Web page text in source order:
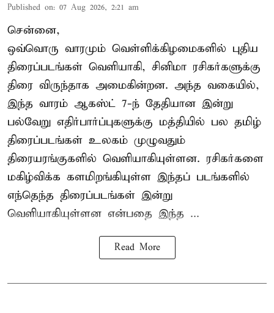
Published on: 07 Aug 2026, 2:21 am
சென்னை,
ஒவ்வொரு வாரமும் வெள்ளிக்கிழமைகளில் புதிய
திரைப்படங்கள் வெளியாகி, சினிமா ரசிகர்களுக்கு
திரை விருந்தாக அமைகின்றன. அந்த வகையில்,
இந்த வாரம் ஆகஸ்ட் 7-ந் தேதியான இன்று
பல்வேறு எதிர்பார்ப்புகளுக்கு மத்தியில் பல தமிழ்
திரைப்படங்கள் உலகம் முழுவதும்
திரையரங்குகளில் வெளியாகியுள்ளன. ரசிகர்களை
மகிழ்விக்க களமிறங்கியுள்ள இந்தப் படங்களில்
எந்தெந்த திரைப்படங்கள் இன்று
வெளியாகியுள்ளன என்பதை இந்த ...
Read More